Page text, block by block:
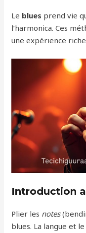
Le blues prend vie
l’harmonica. Ces
une expérience
Introduction
Plier les notes
blues. La langue et